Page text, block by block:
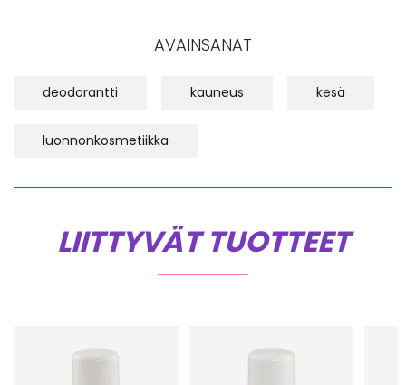
AVAINSANAT
deodorantti kauneus kesä
luonnonkosmetiikka
LIITTYVÄT TUOTTEET